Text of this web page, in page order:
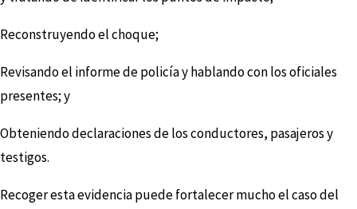
Reconstruyendo el choque;
Revisando el informe de policía y hablando con los oficiales
presentes; y
Obteniendo declaraciones de los conductores, pasajeros y
testigos.
Recoger esta evidencia puede fortalecer mucho el caso del